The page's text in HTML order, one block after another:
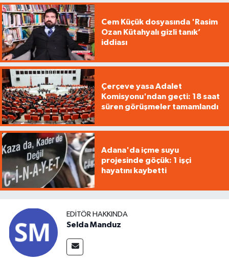
Cem Küçük dosyasında 'Rasim
Ozan Kütahyalı gizli tanık’
iddiası
Çerçeve yasa Adalet
Komisyonu'ndan geçti: 18 saat
süren görüşmeler tamamlandı
Adana'da içme suyu
projesinde göçük: 1 işçi
hayatını kaybetti
EDITÖR HAKKINDA
Selda Manduz